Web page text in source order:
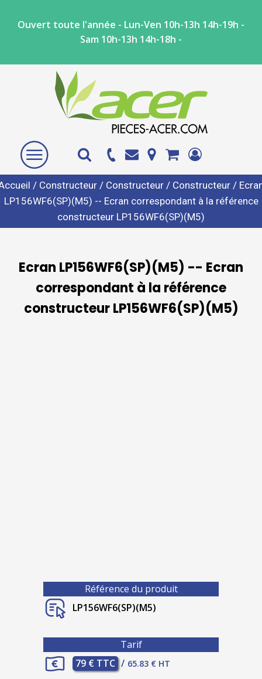
Ouvert toute l'année - Lun-Ven 10h-13h 14h-19h -
Sam 10h-13h 14h-18h -
/ Constructeur / Constructeur / Constructeur /
LP156WF6(SP)(M5) -- Ecran correspondant à la référence
constructeur LP156WF6(SP)(M5)
Ecran LP156WF6(SP)(M5) -- Ecran
correspondant à la référence
constructeur LP156WF6(SP)(M5)
Référence du produit
LP156WF6(SP)(M5)
Tarif
79 € TTC / 65.83 € HT